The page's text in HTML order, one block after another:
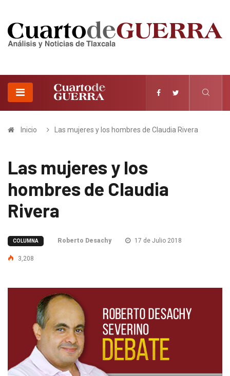
Inicio Las mujeres y los hombres de Claudia Rivera
Las mujeres y los
hombres de Claudia
Rivera
COLUMNA Roberto Desachy 17 de Julio 2018
3,208